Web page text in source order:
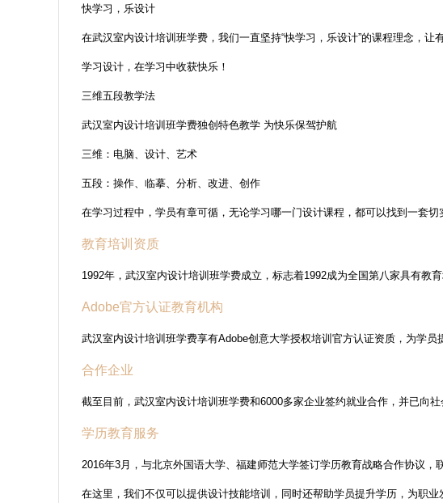
快学习，乐设计
在武汉室内设计培训班学费，我们一直坚持“快学习，乐设计”的课程理念，
学习设计，在学习中收获快乐！
三维五段教学法
武汉室内设计培训班学费独创特色教学 为快乐保驾护航
三维：电脑、设计、艺术
五段：操作、临摹、分析、改进、创作
在学习过程中，学员有章可循，无论学习哪一门设计课程，都可以找到一套切
教育培训资质
1992年，武汉室内设计培训班学费成立，标志着1992成为全国第八家具有教育
Adobe官方认证教育机构
武汉室内设计培训班学费享有Adobe创意大学授权培训官方认证资质，为学员
合作企业
截至目前，武汉室内设计培训班学费和6000多家企业签约就业合作，并已向社
学历教育服务
2016年3月，与北京外国语大学、福建师范大学签订学历教育战略合作协议，
在这里，我们不仅可以提供设计技能培训，同时还帮助学员提升学历，为职业